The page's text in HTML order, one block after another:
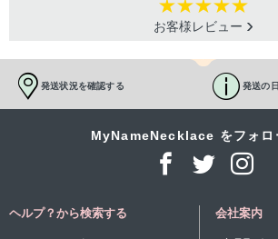
お客様レビュー
発送状況を確認する 発送の
MyNameNecklace をフォロ
ヘルプ？から検索する 会社案内